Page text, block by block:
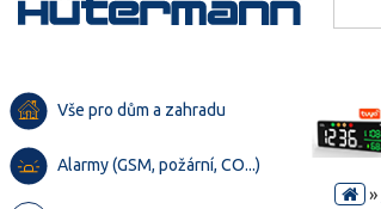
Vše pro dům a zahradu
Alarmy (GSM, požární, CO...)
»